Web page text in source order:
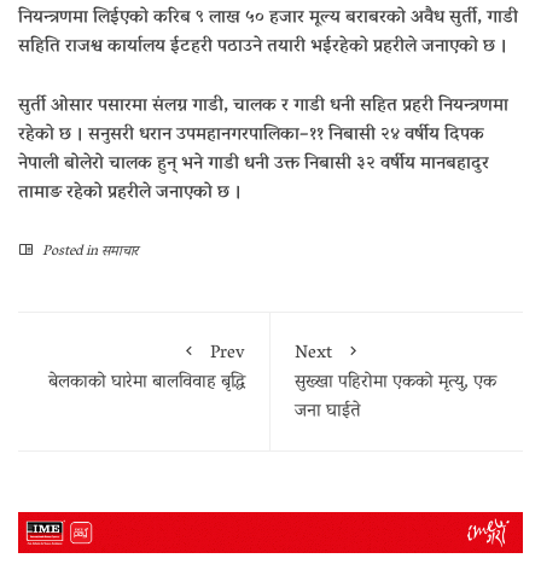
नियन्त्रणमा लिईएको करिब ९ लाख ५० हजार मूल्य बराबरको अवैध सुर्ती, गाडी
सहिति राजश्व कार्यालय ईटहरी पठाउने तयारी भईरहेको प्रहरीले जनाएको छ ।
सुर्ती ओसार पसारमा संलग्न गाडी, चालक र गाडी धनी सहित प्रहरी नियन्त्रणमा
रहेको छ । सनुसरी धरान उपमहानगरपालिका–११ निबासी २४ वर्षीय दिपक
नेपाली बोलेरो चालक हुन् भने गाडी धनी उक्त निबासी ३२ वर्षीय मानबहादुर
तामाङ रहेको प्रहरीले जनाएको छ ।
Posted inसमाचार
Prev
बेलकाको घारेमा बालविवाह बृद्धि
Next
सुख्खा पहिरोमा एकको मृत्यु, एक
जना घाईते